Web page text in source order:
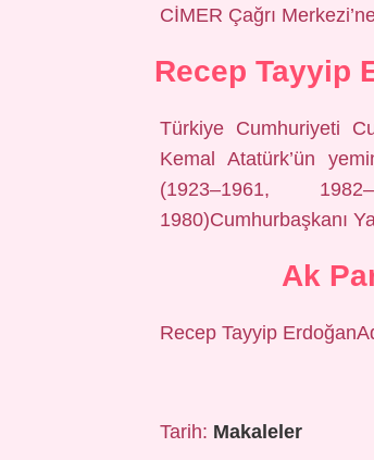
CİMER Çağrı
Recep Tayyip
Türkiye Cumhuriyeti
Kemal Atatürk’ün
(1923–1961,
1980)Cumhurbaşkanı
Ak
Recep Tayyip
Tarih: Makaleler